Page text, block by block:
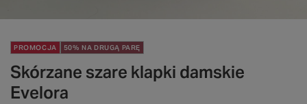
PROMOCJA 50% NA DRUGĄ PARĘ
Skórzane szare klapki damskie
Evelora